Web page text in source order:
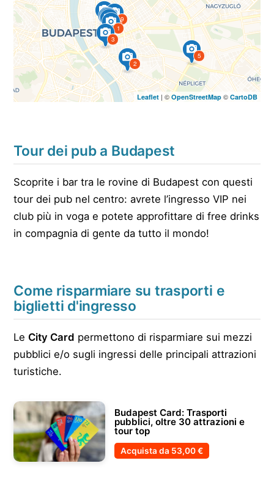
1
2
3
4
5
6
78 9
Leaflet| © OpenStreetMap© CartoDB
Tour dei pub a Budapest
Scoprite i bar tra le rovine di Budapest con questi
tour dei pub nel centro: avrete l’ingresso VIP nei
club più in voga e potete approfittare di free drinks
in compagnia di gente da tutto il mondo!
Come risparmiare su trasporti e
biglietti d'ingresso
Le City Card permettono di risparmiare sui mezzi
pubblici e/o sugli ingressi delle principali attrazioni
turistiche.
Budapest Card: Trasporti
pubblici, oltre 30 attrazioni e
tour top
Acquista da 53,00 €